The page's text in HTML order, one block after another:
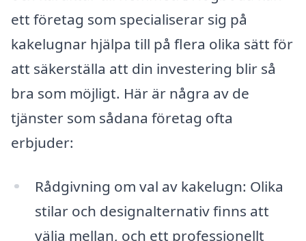
ett företag som specialiserar sig på
kakelugnar hjälpa till på flera olika sätt för
att säkerställa att din investering blir så
bra som möjligt. Här är några av de
tjänster som sådana företag ofta
erbjuder:
Rådgivning om val av kakelugn: Olika
stilar och designalternativ finns att
välja mellan, och ett professionellt